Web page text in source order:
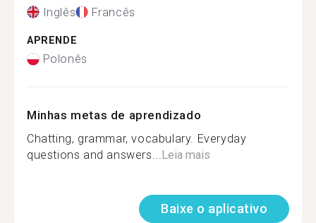
Inglês Francês
APRENDE
Polonês
Minhas metas de aprendizado
Chatting, grammar, vocabulary. Everyday
questions and answers...Leia mais
Baixe o aplicativo